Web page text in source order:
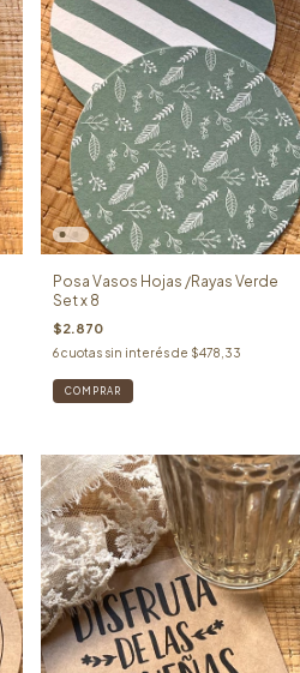
Posa Vasos Hojas /Rayas Verde
Set x 8
$2.870
6 cuotas sin interés de $478,33